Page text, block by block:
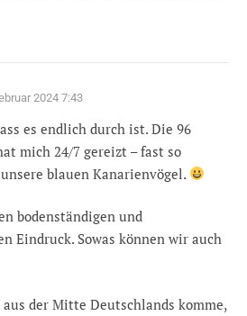
2024 7:43
es endlich durch ist. Die 96
mich 24/7 gereizt – fast so
blauen Kanarienvögel.
bodenständigen und
Eindruck. Sowas können wir auch
der Mitte Deutschlands komme,